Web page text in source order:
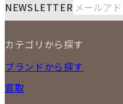
8
2026
10
11
17
18
NEWSLETTER
カテゴリから探す
NEW ITEM
時計
ブランドから探す
買取